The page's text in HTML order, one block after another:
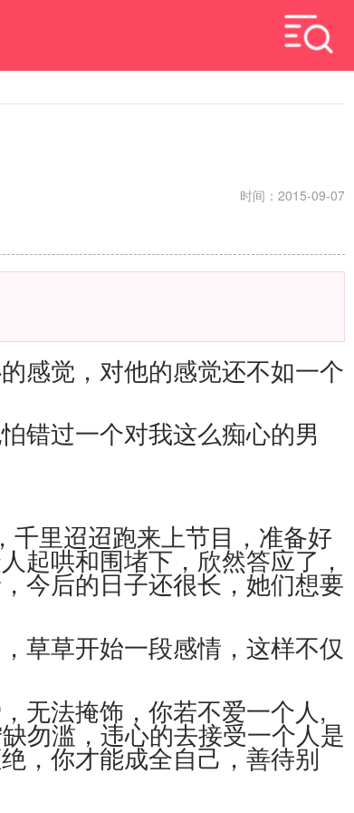
时间：2015-09-07
感觉，对他的感觉还不如一个
错过一个对我这么痴心的男
千里迢迢跑来上节目，准备好
起哄和围堵下，欣然答应了，
今后的日子还很长，她们想要
草草开始一段感情，这样不仅
无法掩饰，你若不爱一个人,
勿滥，违心的去接受一个人是
，你才能成全自己，善待别